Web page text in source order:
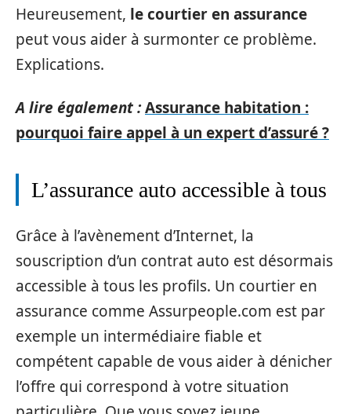
Heureusement, le courtier en assurance
peut vous aider à surmonter ce problème.
Explications.
A lire également :Assurance habitation :
pourquoi faire appel à un expert d’assuré ?
L’assurance auto accessible à tous
Grâce à l’avènement d’Internet, la
souscription d’un contrat auto est désormais
accessible à tous les profils. Un courtier en
assurance comme Assurpeople.com est par
exemple un intermédiaire fiable et
compétent capable de vous aider à dénicher
l’offre qui correspond à votre situation